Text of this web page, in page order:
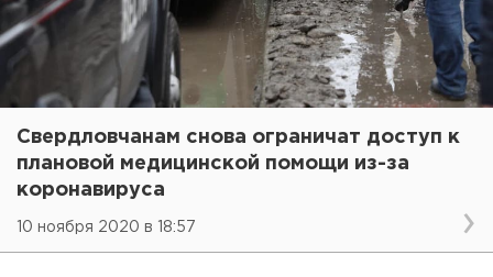
Свердловчанам снова ограничат доступ к
плановой медицинской помощи из-за
коронавируса
10 ноября 2020 в 18:57